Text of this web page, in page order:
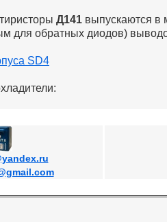
Д141 выпускаются в
для обратных диодов)
SD4